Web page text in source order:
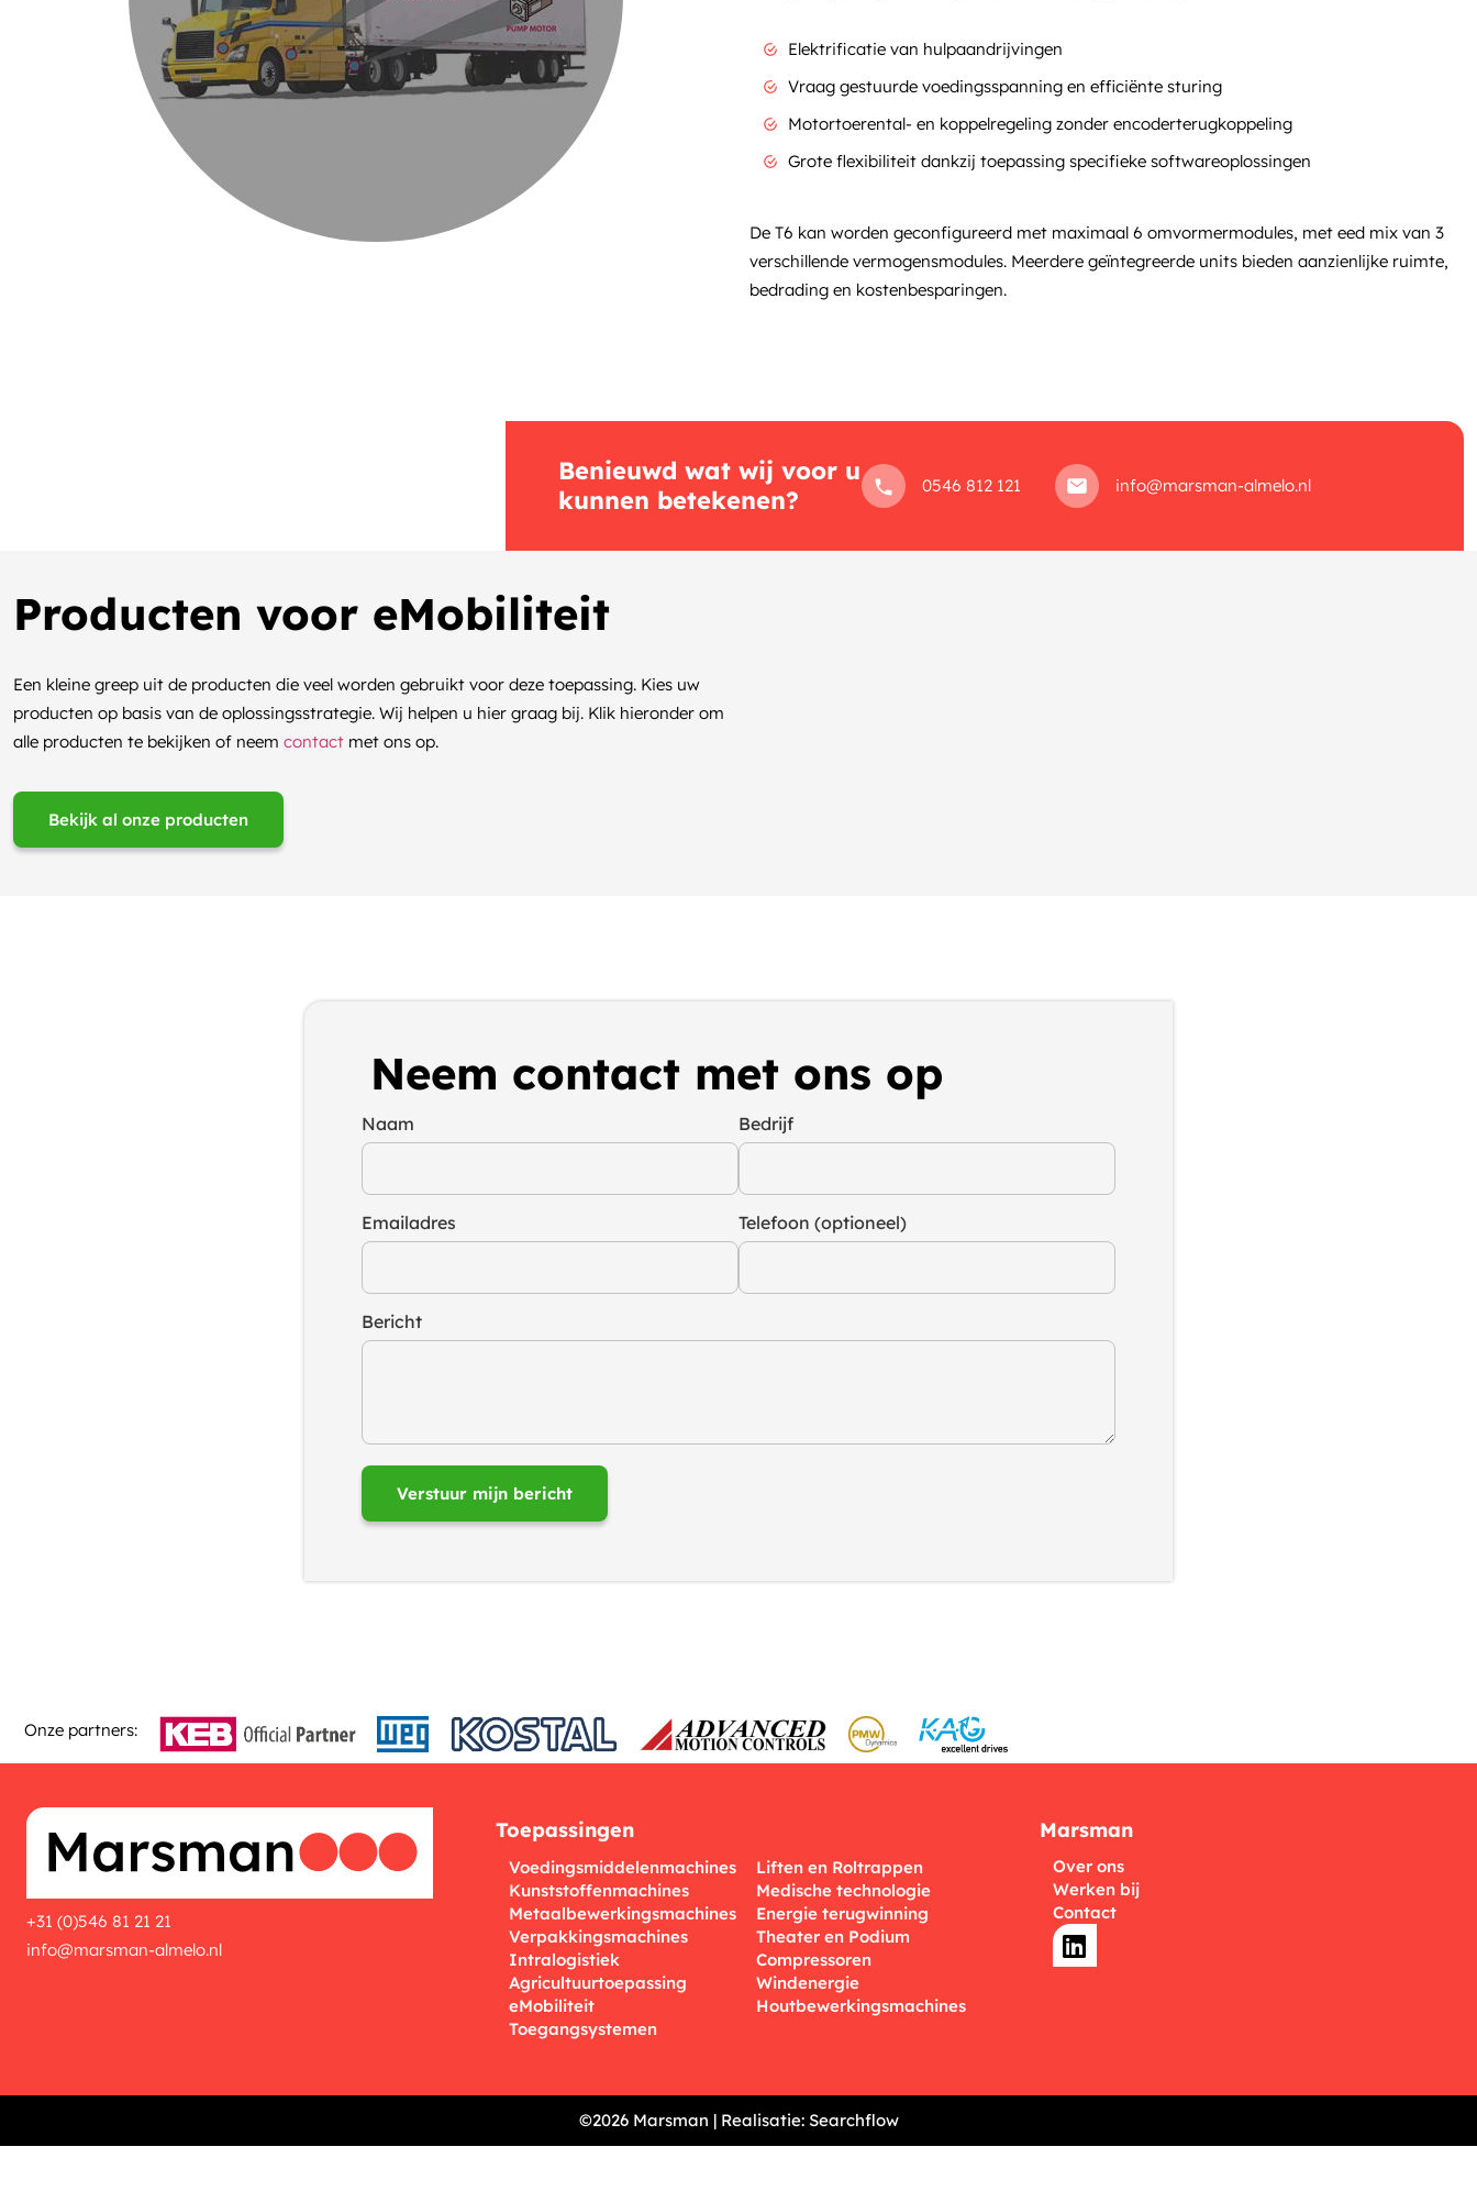
Elektrificatie van hulpaandrijvingen
Vraag gestuurde voedingsspanning en efficiënte sturing
Motortoerental- en koppelregeling zonder encoderterugkoppeling
Grote flexibiliteit dankzij toepassing specifieke softwareoplossingen
De T6 kan worden geconfigureerd met maximaal 6 omvormermodules, met eed mix van 3
verschillende vermogensmodules. Meerdere geïntegreerde units bieden aanzienlijke ruimte,
bedrading en kostenbesparingen.
Benieuwd wat wij voor u
kunnen betekenen?
0546 812 121 info@marsman-almelo.nl
Producten voor eMobiliteit
Een kleine greep uit de producten die veel worden gebruikt voor deze toepassing. Kies uw
producten op basis van de oplossingsstrategie. Wij helpen u hier graag bij. Klik hieronder om
alle producten te bekijken of neem contact met ons op.
Bekijk al onze producten
Neem contact met ons op
Naam Bedrijf
Emailadres Telefoon (optioneel)
Bericht
Onze partners:
+31 (0)546 81 21 21
info@marsman-almelo.nl
Toepassingen
Voedingsmiddelenmachines
Kunststoffenmachines
Metaalbewerkingsmachines
Verpakkingsmachines
Intralogistiek
Agricultuurtoepassing
eMobiliteit
Toegangsystemen
Liften en Roltrappen
Medische technologie
Energie terugwinning
Theater en Podium
Compressoren
Windenergie
Houtbewerkingsmachines
Marsman
Over ons
Werken bij
Contact
©2026 Marsman | Realisatie: Searchflow